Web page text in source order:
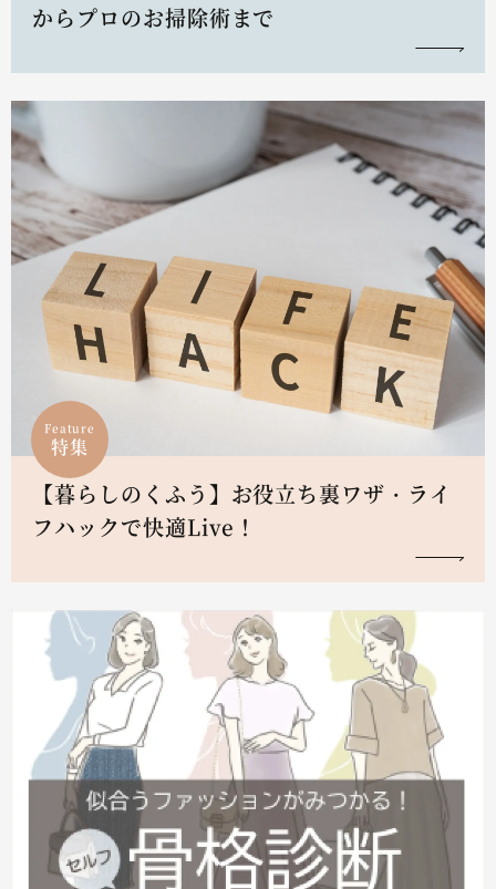
からプロのお掃除術まで
Feature
特集
【暮らしのくふう】お役立ち裏ワザ・ライ
フハックで快適Live！